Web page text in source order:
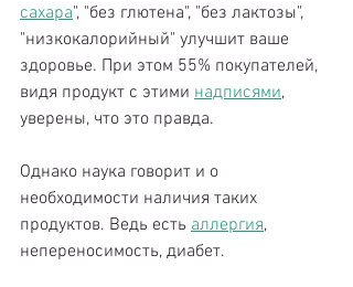
сахара", "без глютена", "без лактозы",
"низкокалорийный" улучшит ваше
здоровье. При этом 55% покупателей,
видя продукт с этими надписями,
уверены, что это правда.
Однако наука говорит и о
необходимости наличия таких
продуктов. Ведь есть аллергия,
непереносимость, диабет.